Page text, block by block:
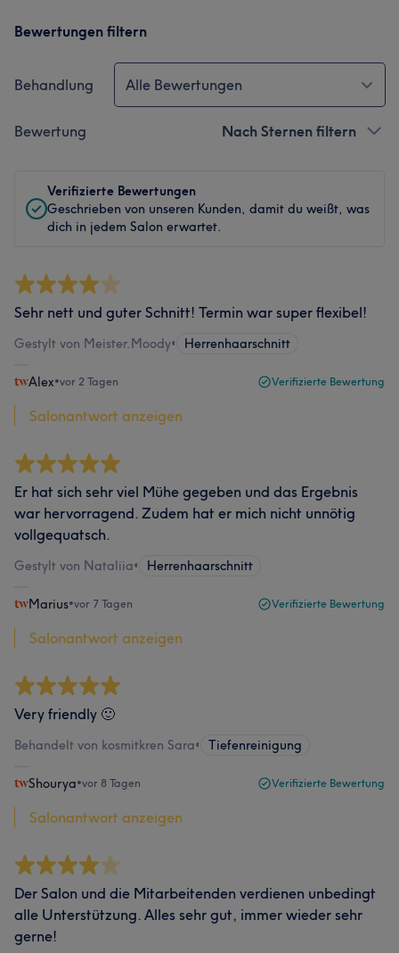
Bewertungen filtern
Behandlung Alle Bewertungen
Bewertung Nach Sternen filtern
Verifizierte Bewertungen
Geschrieben von unseren Kunden, damit du weißt, was
dich in jedem Salon erwartet.
Sehr nett und guter Schnitt! Termin war super flexibel!
Gestylt von Meister.Moody• Herrenhaarschnitt
Alex•vor 2 Tagen Verifizierte Bewertung
Salonantwort anzeigen
Er hat sich sehr viel Mühe gegeben und das Ergebnis
war hervorragend. Zudem hat er mich nicht unnötig
vollgequatsch.
Gestylt von Nataliia• Herrenhaarschnitt
Marius•vor 7 Tagen Verifizierte Bewertung
Salonantwort anzeigen
Very friendly 🙂
Behandelt von kosmitkren Sara• Tiefenreinigung
Shourya•vor 8 Tagen Verifizierte Bewertung
Salonantwort anzeigen
Der Salon und die Mitarbeitenden verdienen unbedingt
alle Unterstützung. Alles sehr gut, immer wieder sehr
gerne!